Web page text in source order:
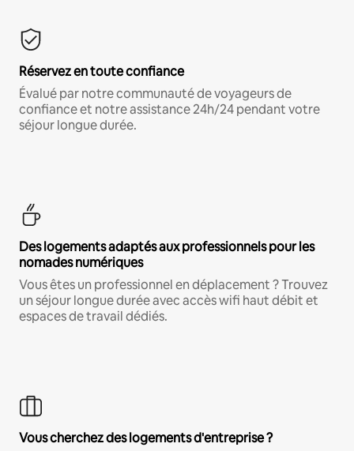
Réservez en toute confiance
Évalué par notre communauté de voyageurs de
confiance et notre assistance 24h/24 pendant votre
séjour longue durée.
Des logements adaptés aux professionnels pour les
nomades numériques
Vous êtes un professionnel en déplacement ? Trouvez
un séjour longue durée avec accès wifi haut débit et
espaces de travail dédiés.
Vous cherchez des logements d'entreprise ?